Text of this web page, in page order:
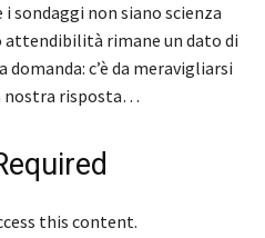
i sondaggi non siano scienza
attendibilità rimane un dato di
c’è da meravigliarsi
nostra risposta…
this content.